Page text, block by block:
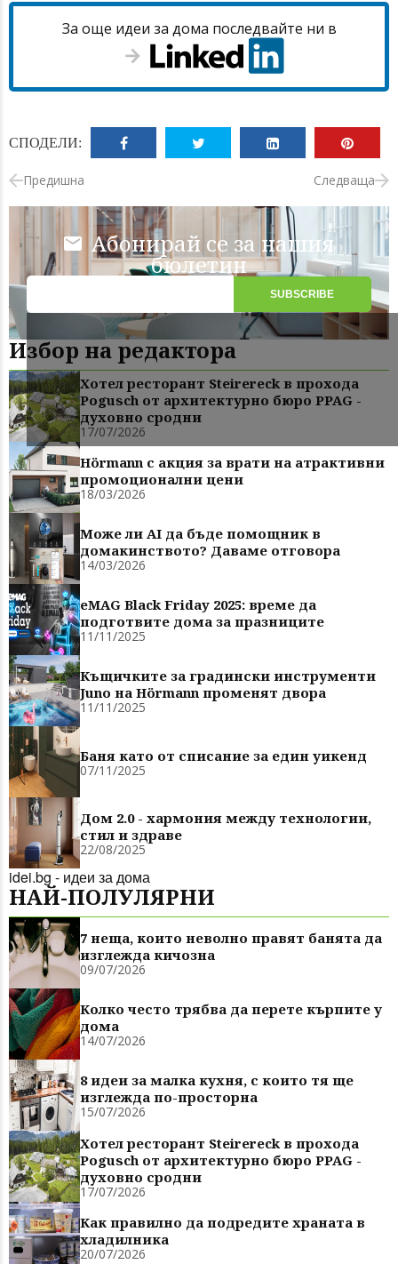
За още идеи за дома последвайте ни в
СПОДЕЛИ:
Предишна Следваща
Абонирай се за нашия
бюлетин
Избор на редактора
Хотел ресторант Steirereck в прохода
Pogusch от архитектурно бюро PPAG -
духовно сродни
17/07/2026
Hörmann с акция за врати на атрактивни
промоционални цени
18/03/2026
Може ли AI да бъде помощник в
домакинството? Даваме отговора
14/03/2026
eMAG Black Friday 2025: време да
подготвите дома за празниците
11/11/2025
Къщичките за градински инструменти
Juno на Hörmann променят двора
11/11/2025
Баня като от списание за един уикенд
07/11/2025
Дом 2.0 - хармония между технологии,
стил и здраве
22/08/2025
idei.bg - идеи за дома
НАЙ-ПОЛУЛЯРНИ
7 неща, които неволно правят банята да
изглежда кичозна
09/07/2026
Колко често трябва да перете кърпите у
дома
14/07/2026
8 идеи за малка кухня, с които тя ще
изглежда по-просторна
15/07/2026
Хотел ресторант Steirereck в прохода
Pogusch от архитектурно бюро PPAG -
духовно сродни
17/07/2026
Как правилно да подредите храната в
хладилника
20/07/2026